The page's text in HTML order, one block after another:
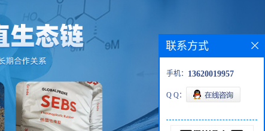
联系方式
手机： 13620019957
Q Q：